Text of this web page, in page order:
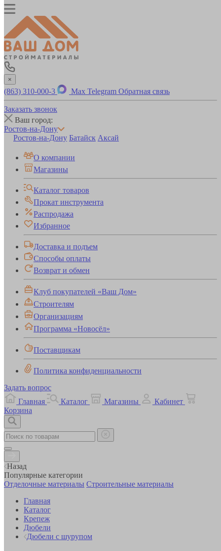
×
(863) 310-000-3 Max Telegram Обратная связь
Заказать звонок
Ваш город:
Ростов-на-Дону
Ростов-на-Дону Батайск Аксай
О компании
Магазины
Каталог товаров
Прокат инструмента
Распродажа
Избранное
Доставка и подъем
Способы оплаты
Возврат и обмен
Клуб покупателей «Ваш Дом»
Строителям
Организациям
Программа «Новосёл»
Поставщикам
Политика конфиденциальности
Задать вопрос
Главная
Каталог Магазины
Кабинет
Корзина
Назад
Популярные категории
Отделочные материалы Строительные материалы
Главная
Каталог
Крепеж
Дюбели
Дюбели с шурупом